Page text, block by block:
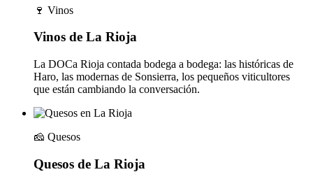
🍷 Vinos
Vinos de La Rioja
La DOCa Rioja contada bodega a bodega: las históricas de
Haro, las modernas de Sonsierra, los pequeños viticultores
que están cambiando la conversación.
🧀 Quesos
Quesos de La Rioja